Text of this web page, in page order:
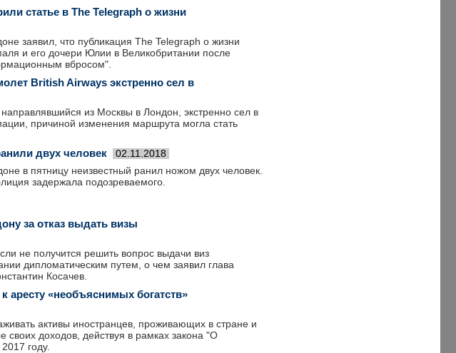
статье в The Telegraph о жизни
заявил, что публикация The Telegraph о жизни
и его дочери Юлии в Великобритании после
вбросом".
British Airways экстренно сел в
из Москвы в Лондон, экстренно сел в
причиной изменения маршрута могла стать
двух человек 02.11.2018
в пятницу неизвестный ранил ножом двух человек.
задержала подозреваемого.
за отказ выдать визы
не получится решить вопрос выдачи виз
дипломатическим путем, о чем заявил глава
Косачев.
аресту «необъяснимых богатств»
активы иностранцев, проживающих в стране и
своих доходов, действуя в рамках закона "О
году.